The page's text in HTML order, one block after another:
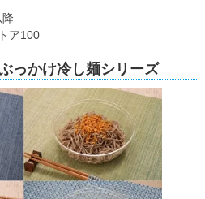
降
ア100
っかけ冷し麺シリーズ